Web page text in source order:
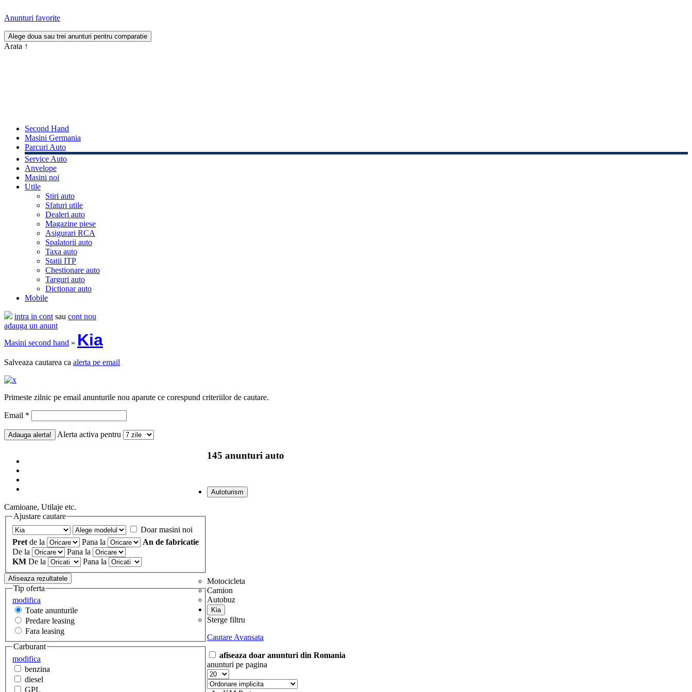
Anunturi favorite
Arata ↑
Second Hand
Masini Germania
Parcuri Auto
Service Auto
Anvelope
Masini noi
Utile
Stiri auto
Sfaturi utile
Dealeri auto
Magazine piese
Asigurari RCA
Spalatorii auto
Taxa auto
Statii ITP
Chestionare auto
Targuri auto
Dictionar auto
Mobile
intra in cont sau cont nou
adauga un anunt
Masini second hand » Kia
Salveaza cautarea ca alerta pe email
Primeste zilnic pe email anunturile nou aparute ce corespund criteriilor de cautare.
Email *
Alerta activa pentru
Camioane, Utilaje etc.
Ajustare cautare
Doar masini noi
Pret de la Pana la
An de fabricatie
De la
Pana la
KM De la Pana la
modifica
Tip oferta
Toate anunturile
Predare leasing
Fara leasing
modifica
Carburant
benzina
diesel
GPL
145 anunturi auto
Motocicleta
Camion
Autobuz
Sterge filtru
Cautare Avansata
afiseaza doar anunturi din Romania
anunturi pe pagina